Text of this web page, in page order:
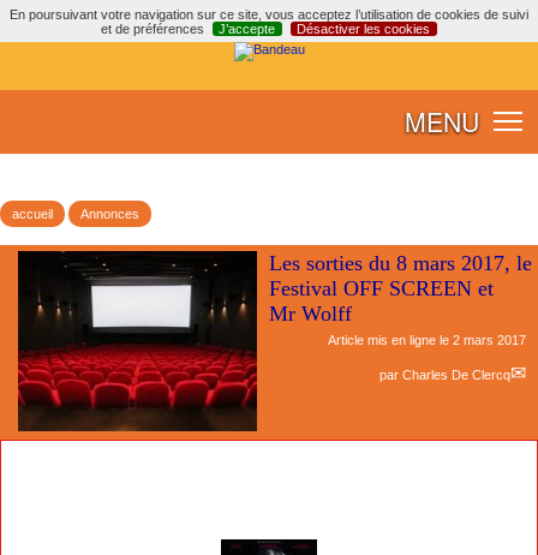
En poursuivant votre navigation sur ce site, vous acceptez l’utilisation de cookies de suivi
et de préférences
J’accepte Désactiver les cookies
MENU
accueil Annonces
Les sorties du 8 mars 2017, le
Festival OFF SCREEN et
Mr Wolff
Article mis en ligne le 2 mars 2017
par Charles De Clercq